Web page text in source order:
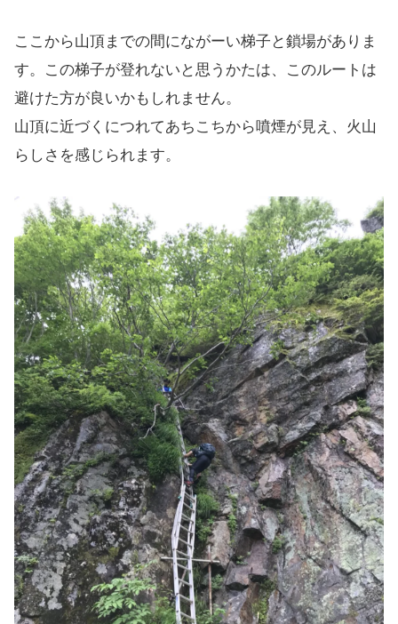
ここから山頂までの間にながーい梯子と鎖場がありま
す。この梯子が登れないと思うかたは、このルートは
避けた方が良いかもしれません。
山頂に近づくにつれてあちこちから噴煙が見え、火山
らしさを感じられます。